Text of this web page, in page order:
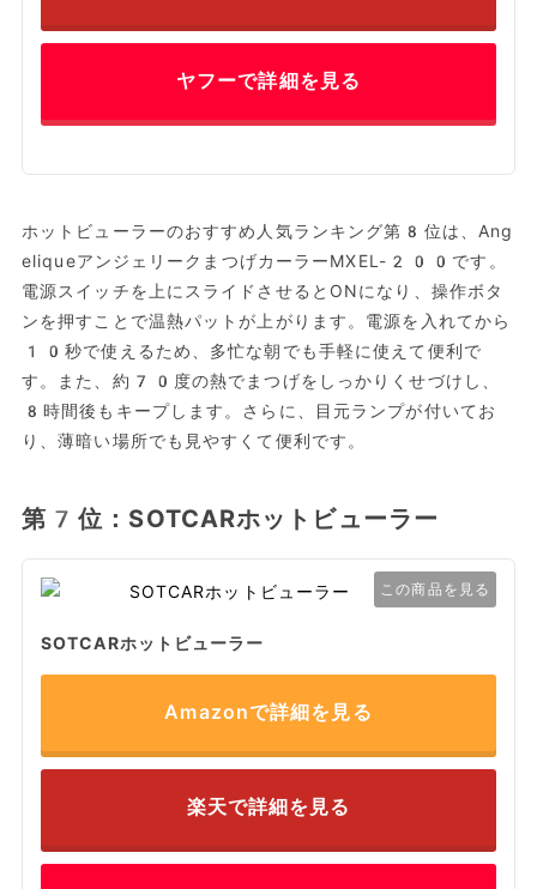
ヤフーで詳細を見る
ホットビューラーのおすすめ人気ランキング第8位は、Ang
eliqueアンジェリークまつげカーラーMXEL-200です。
電源スイッチを上にスライドさせるとONになり、操作ボタ
ンを押すことで温熱パットが上がります。電源を入れてから
10秒で使えるため、多忙な朝でも手軽に使えて便利で
す。また、約70度の熱でまつげをしっかりくせづけし、
8時間後もキープします。さらに、目元ランプが付いてお
り、薄暗い場所でも見やすくて便利です。
第7位：SOTCARホットビューラー
この商品を見る
SOTCARホットビューラー
Amazonで詳細を見る
楽天で詳細を見る